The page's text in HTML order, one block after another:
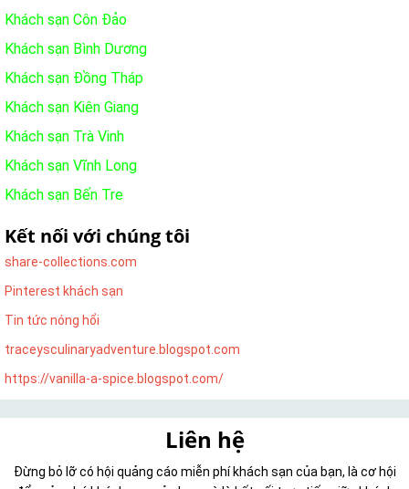
Khách sạn Côn Đảo
Khách sạn Bình Dương
Khách sạn Đồng Tháp
Khách sạn Kiên Giang
Khách sạn Trà Vinh
Khách sạn Vĩnh Long
Khách sạn Bến Tre
Kết nối với chúng tôi
share-collections.com
Pinterest khách sạn
Tin tức nóng hổi
traceysculinaryadventure.blogspot.com
https://vanilla-a-spice.blogspot.com/
Liên hệ
Đừng bỏ lỡ có hội quảng cáo miễn phí khách sạn của bạn, là cơ hội